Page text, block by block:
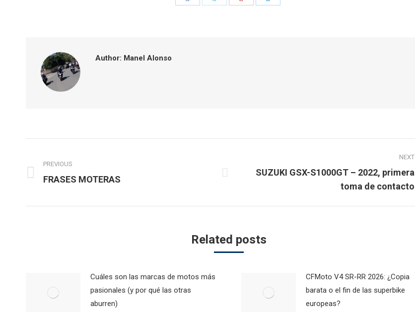
Author: Manel Alonso
navigation
PREVIOUS
Previous
FRASES MOTERAS
NEXT
Next
SUZUKI GSX-S1000GT – 2022, primera
toma de contacto
Related posts
Cuáles son las marcas de motos más
pasionales (y por qué las otras
aburren)
CFMoto V4 SR-RR 2026: ¿Copia
barata o el fin de las superbike
europeas?